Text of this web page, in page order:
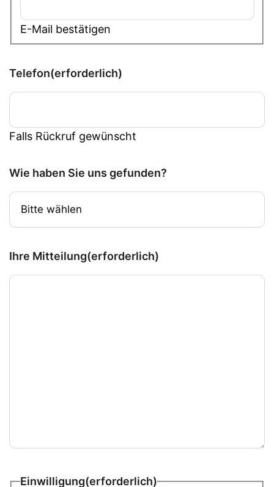
E-Mail bestätigen
Telefon(erforderlich)
Falls Rückruf gewünscht
Wie haben Sie uns gefunden?
Ihre Mitteilung(erforderlich)
Einwilligung(erforderlich)